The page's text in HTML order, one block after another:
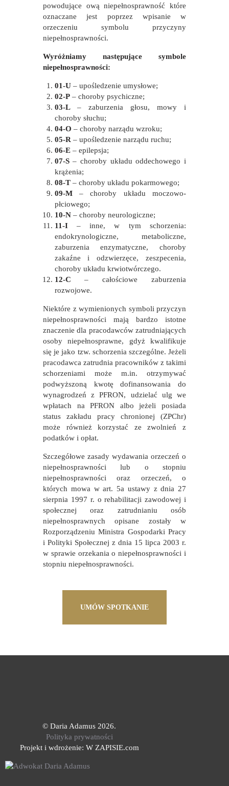
powodujące ową niepełnosprawność które
oznaczane jest poprzez wpisanie w
orzeczeniu symbolu przyczyny
niepełnosprawności.
Wyróżniamy następujące symbole
niepełnosprawności:
01-U– upośledzenie umysłowe;
02-P– choroby psychiczne;
03-L– zaburzenia głosu, mowy i
choroby słuchu;
04-O – choroby narządu wzroku;
05-R – upośledzenie narządu ruchu;
06-E– epilepsja;
07-S– choroby układu oddechowego i
krążenia;
08-T– choroby układu pokarmowego;
09-M– choroby układu moczowo-
płciowego;
10-N– choroby neurologiczne;
11-I– inne, w tym schorzenia:
endokrynologiczne, metaboliczne,
zaburzenia enzymatyczne, choroby
zakaźne i odzwierzęce, zeszpecenia,
choroby układu krwiotwórczego.
12-C – całościowe zaburzenia
rozwojowe.
Niektóre z wymienionych symboli przyczyn
niepełnosprawności mają bardzo istotne
znaczenie dla pracodawców zatrudniających
osoby niepełnosprawne, gdyż kwalifikuje
się je jako tzw. schorzenia szczególne. Jeżeli
pracodawca zatrudnia pracowników z takimi
schorzeniami może m.in. otrzymywać
podwyższoną kwotę dofinansowania do
wynagrodzeń z PFRON, udzielać ulg we
wpłatach na PFRON albo jeżeli posiada
status zakładu pracy chronionej (ZPChr)
może również korzystać ze zwolnień z
podatków i opłat.
Szczegółowe zasady wydawania orzeczeń o
niepełnosprawności lub o stopniu
niepełnosprawności oraz orzeczeń, o
których mowa w art. 5a ustawy z dnia 27
sierpnia 1997 r. o rehabilitacji zawodowej i
społecznej oraz zatrudnianiu osób
niepełnosprawnych opisane zostały w
Rozporządzeniu Ministra Gospodarki Pracy
i Polityki Społecznej z dnia 15 lipca 2003 r.
w sprawie orzekania o niepełnosprawności i
stopniu niepełnosprawności.
UMÓW SPOTKANIE
© Daria Adamus 2026.
Polityka prywatności
Projekt i wdrożenie: W ZAPISIE.com